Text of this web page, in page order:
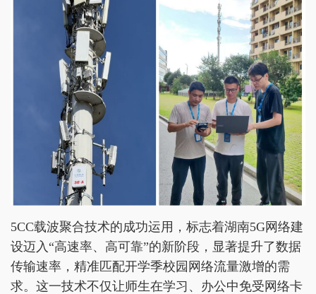
5CC载波聚合技术的成功运用，标志着湖南5G网络建
设迈入“高速率、高可靠”的新阶段，显著提升了数据
传输速率，精准匹配开学季校园网络流量激增的需
求。这一技术不仅让师生在学习、办公中免受网络卡